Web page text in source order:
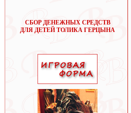
СБОР ДЕНЕЖНЫХ СРЕДСТВ
ДЛЯ ДЕТЕЙ ТОЛИКА ГЕРЦЫНА